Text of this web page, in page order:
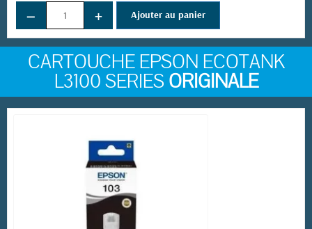
− + Ajouter au panier
CARTOUCHE EPSON ECOTANK
L3100 SERIES ORIGINALE